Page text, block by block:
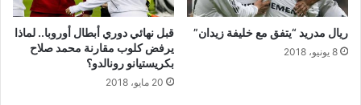
ريال مدريد “يتفق مع خليفة زيدان”
8 يونيو، 2018
قبل نهائي دوري أبطال أوروبا.. لماذا
يرفض كلوب مقارنة محمد صلاح
بكريستيانو رونالدو؟
20 مايو، 2018